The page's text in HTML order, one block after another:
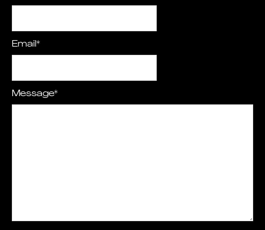
Message*
Email *